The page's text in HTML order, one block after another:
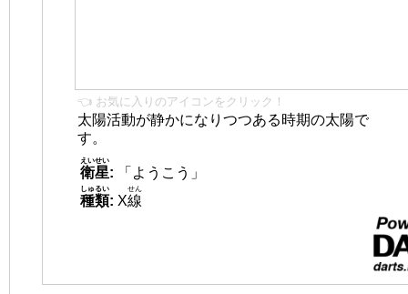
👈 お気に入りのアイコンをクリック！
太陽活動が静かになりつつある時期の太陽で
す。
衛星
えいせい
:
「ようこう」
種類
しゅるい
: X線
せん